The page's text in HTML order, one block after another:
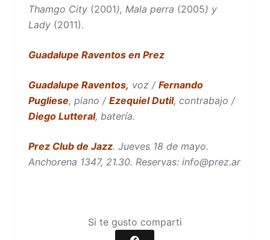
Thamgo City (2001), Mala perra (2005) y
Lady (2011).
Guadalupe Raventos en Prez
Guadalupe Raventos, voz / Fernando
Pugliese, piano / Ezequiel Dutil, contrabajo /
Diego Lutteral, batería.
Prez Club de Jazz. Jueves 18 de mayo.
Anchorena 1347, 21.30. Reservas: info@prez.ar
Si te gusto comparti